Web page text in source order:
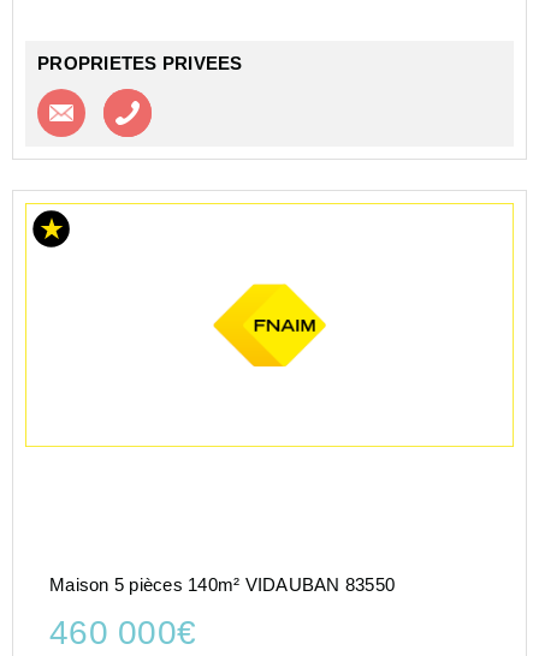
PROPRIETES PRIVEES
Contacter l'agence
Maison 5 pièces 140m² VIDAUBAN 83550
460 000€